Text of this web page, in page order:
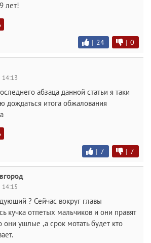
лет!
| 24 | 0
14:13
абзаца данной статьи я таки
дождаться итога обжалования
| 7 | 7
14:15
? Сейчас вокруг главы
кучка отпетых мальчиков и они правят
они ушлые ,а срок мотать будет кто